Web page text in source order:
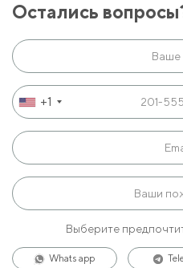
Остались
+1
Выберите
Whats app